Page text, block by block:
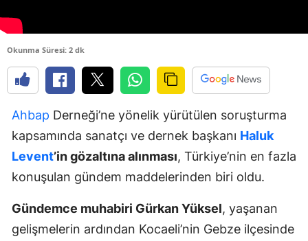
Okunma Süresi: 2 dk
Ahbap Derneği’ne yönelik yürütülen soruşturma
kapsamında sanatçı ve dernek başkanı Haluk
Levent’in gözaltına alınması, Türkiye’nin en fazla
konuşulan gündem maddelerinden biri oldu.
Gündemce muhabiri Gürkan Yüksel, yaşanan
gelişmelerin ardından Kocaeli’nin Gebze ilçesinde